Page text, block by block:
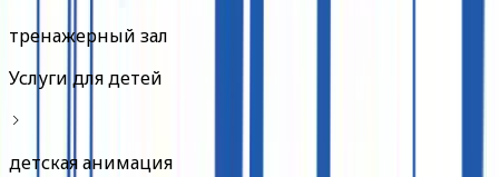
тренажерный зал
Услуги для детей
детская анимация